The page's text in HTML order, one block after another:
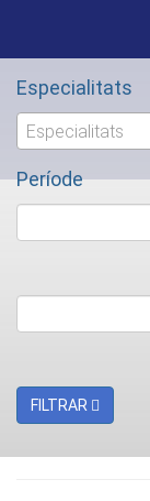
Especialitats
Especialitats
Període
FILTRAR